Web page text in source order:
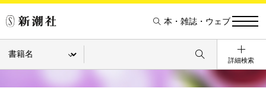
本・雑誌・ウェブ
詳細検索